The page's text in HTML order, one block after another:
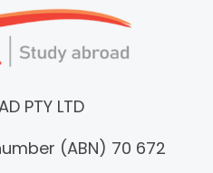
PTY LTD
(ABN) 70 672